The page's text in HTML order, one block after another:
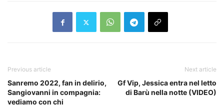
Previous article
Sanremo 2022, fan in delirio,
Sangiovanni in compagnia:
vediamo con chi
Next article
Gf Vip, Jessica entra nel letto
di Barù nella notte (VIDEO)